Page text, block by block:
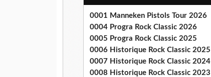
0001 Manneken Pistols Tour 2026
0004 Progra Rock Classic 2026
0005 Progra Rock Classic 2025
0006 Historique Rock Classic 2025
0007 Historique Rock Classic 2024
0008 Historique Rock Classic 2023